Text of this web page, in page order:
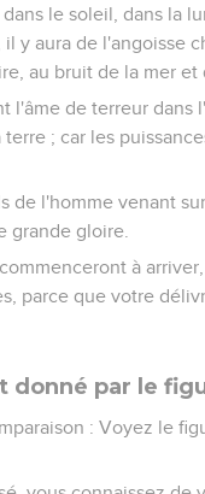
le soleil, dans la
y aura de l'angoisse
au bruit de la mer et
l'âme de terreur dans
; car les
de l'homme venant
grande gloire.
à
parce que votre
donné par le
: Voyez le